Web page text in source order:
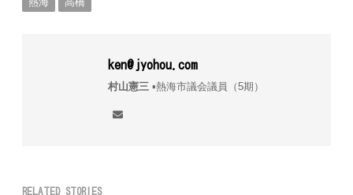
ken@jyohou.com
村山憲三▪︎熱海市議会議員（5期）
RELATED STORIES